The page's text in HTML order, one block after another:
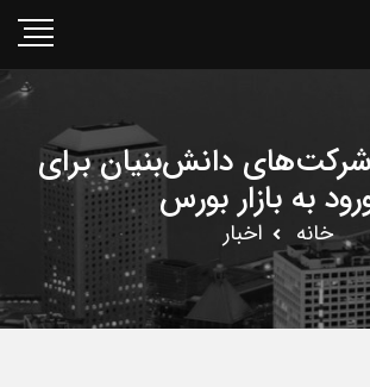
دانش­‌بنیان برای
به بازار بورس
خانه اخبار